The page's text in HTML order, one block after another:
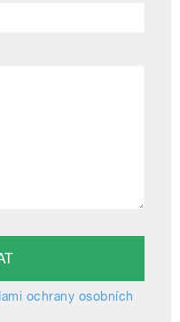
ochrany osobních